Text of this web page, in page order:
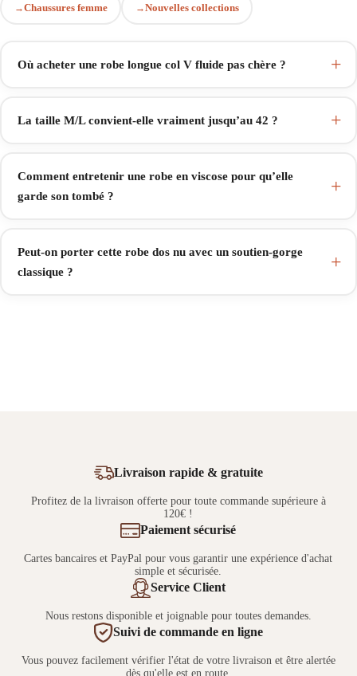
Chaussures femme Nouvelles collections
Où acheter une robe longue col V fluide pas chère ?
La taille M/L convient-elle vraiment jusqu’au 42 ?
Comment entretenir une robe en viscose pour qu’elle
garde son tombé ?
Peut-on porter cette robe dos nu avec un soutien-gorge
classique ?
Livraison rapide & gratuite
Profitez de la livraison offerte pour toute commande supérieure à
120€ !
Paiement sécurisé
Cartes bancaires et PayPal pour vous garantir une expérience d'achat
simple et sécurisée.
Service Client
Nous restons disponible et joignable pour toutes demandes.
Suivi de commande en ligne
Vous pouvez facilement vérifier l'état de votre livraison et être alertée
dès qu'elle est en route.